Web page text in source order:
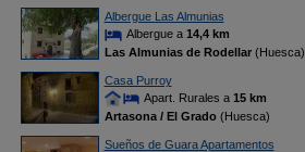
Albergue Las Almunias
Albergue a 14,4 km
Las Almunias de Rodellar(Huesca)
Casa Purroy
Apart. Rurales a 15 km
Artasona / El Grado(Huesca)
Sueños de Guara Apartamentos